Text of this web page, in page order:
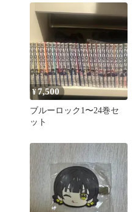
¥7,500
ブルーロック1〜24巻セ
ット